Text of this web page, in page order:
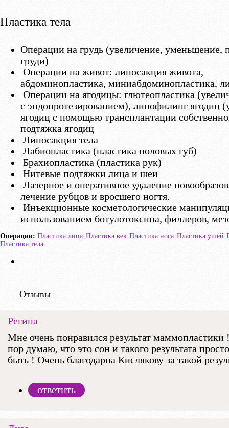
Пластика тела
Операции на грудь (увеличение, уменьшение,
груди)
Операции на живот: липосакция живота,
абдоминопластика, миниабдоминопластика,
Операции на ягодицы: глютеопластика
с эндопротезированием), липофилинг ягодиц
ягодиц с помощью трансплантации
подтяжка ягодиц
Липосакция тела
Лабиопластика (пластика половых губ)
Брахиопластика (пластика рук)
Нитевые подтяжки лица и шеи
Лазерное и оперативное удаление
лечение рубцов и вросшего ногтя.
Инъекционные косметологические
использованием ботулотоксина, филлеров,
Пластика лица Пластика век Пластика носа Пластика ушей
Пластика тела
Отзывы
Регина
Мне очень понравился результат маммопластики
пор думаю, что это сон и такого результата
быть ! Очень благодарна Кислякову за такой
ответить